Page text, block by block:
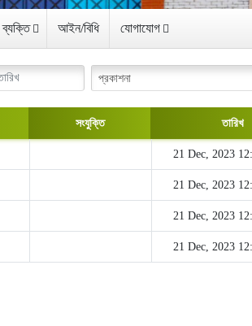
আইন/বিধি যোগাযোগ
সংযুক্তি তারিখ
21 Dec, 2023
21 Dec, 2023
21 Dec, 2023
21 Dec, 2023